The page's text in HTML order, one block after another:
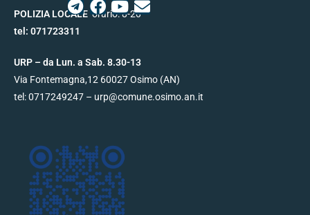
POLIZIA LOCALEorario: 8-20
tel: 071723311
URP – da Lun. a Sab. 8.30-13
Via Fontemagna,12 60027Osimo (AN)
tel:0717249247 – urp@comune.osimo.an.it